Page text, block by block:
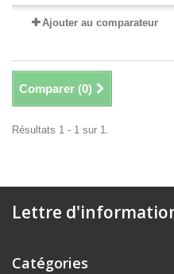
Ajouter au comparateur
Comparer (0)
Résultats 1 - 1 sur 1.
Lettre
Catégories